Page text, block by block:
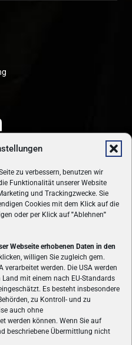
zu verbessern, benutzen wir
Funktionalität unserer Website
und Trackingzwecke. Sie
Cookies mit dem Klick auf die
oder per Klick auf"Ablehnen"
Webseite erhobenen Daten in den
willigen Sie zugleich gem.
verarbeitet werden. Die USA werden
mit einem nach EU-Standards
Es besteht insbesondere
zu Kontroll- und zu
auch ohne
werden können. Wenn Sie auf
beschriebene Übermittlung nicht
UNS
ist das älteste Online-
bringt täglich aktuelle News,
Konsolenspielen, Gaming-
Welt des e-Sport's.